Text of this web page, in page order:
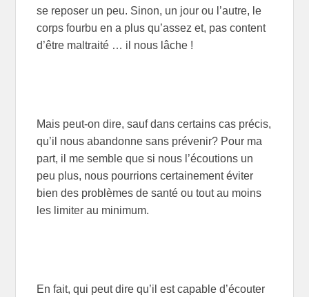
se reposer un peu. Sinon, un jour ou l’autre, le
corps fourbu en a plus qu’assez et, pas content
d’être maltraité … il nous lâche !
Mais peut-on dire, sauf dans certains cas précis,
qu’il nous abandonne sans prévenir? Pour ma
part, il me semble que si nous l’écoutions un
peu plus, nous pourrions certainement éviter
bien des problèmes de santé ou tout au moins
les limiter au minimum.
En fait, qui peut dire qu’il est capable d’écouter